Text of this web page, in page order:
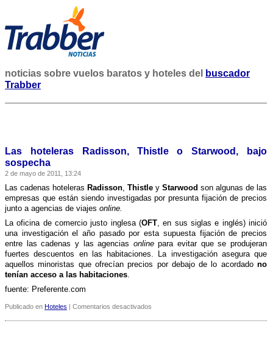
noticias sobre vuelos baratos y hoteles del
buscador
Trabber
Las hoteleras Radisson, Thistle o Starwood, bajo
sospecha
2 de mayo de 2011, 13:24
Las cadenas hoteleras Radisson, Thistle y Starwood son algunas de las
empresas que están siendo investigadas por presunta fijación de precios
junto a agencias de viajes online.
La oficina de comercio justo inglesa (OFT, en sus siglas e inglés) inició
una investigación el año pasado por esta supuesta fijación de precios
entre las cadenas y las agencias onlinepara evitar que se produjeran
fuertes descuentos en las habitaciones. La investigación asegura que
aquellos minoristas que ofrecí­an precios por debajo de lo acordado no
tení­an acceso a las habitaciones.
fuente: Preferente.com
Publicado en Hoteles | Comentarios desactivados